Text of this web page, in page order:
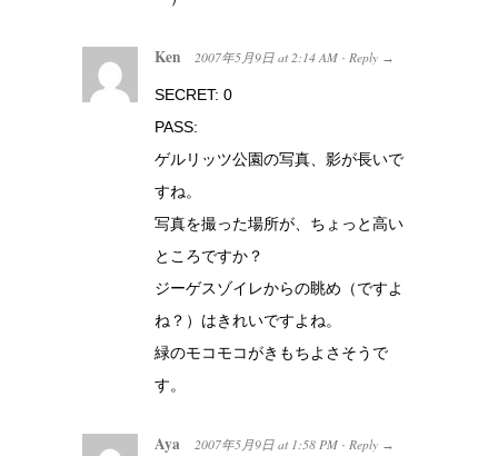
Ken 2007年5月9日 at 2:14 AM · Reply →
SECRET: 0
PASS:
ゲルリッツ公園の写真、影が長いで
すね。
写真を撮った場所が、ちょっと高い
ところですか？
ジーゲスゾイレからの眺め（ですよ
ね？）はきれいですよね。
緑のモコモコがきもちよさそうで
す。
Aya 2007年5月9日 at 1:58 PM · Reply →